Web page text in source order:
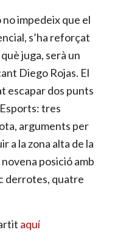
no impedeix que el
s’ha reforçat
juga, serà un
Diego Rojas. El
escapar dos punts
tres
arguments per
a la zona alta de la
posició amb
derrotes, quatre
aquí